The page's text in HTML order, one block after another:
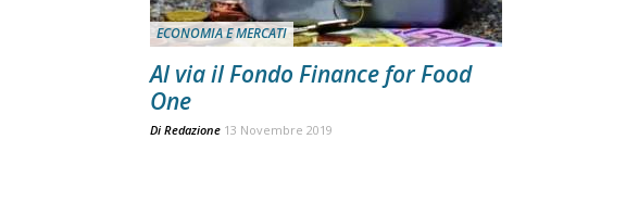
ECONOMIA E MERCATI
Al via il Fondo Finance for Food
One
Di Redazione 13 Novembre 2019